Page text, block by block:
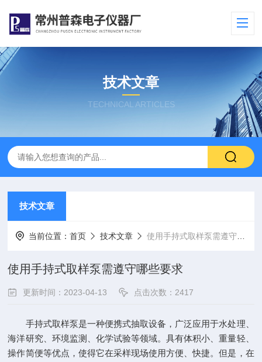
技术文章
TECHNICAL ARTICLES
技术文章
当前位置：首页 技术文章 使用手持式取样泵需遵守哪些要求
使用手持式取样泵需遵守哪些要求
更新时间：2023-04-13 点击次数：2417
手持式取样泵是一种便携式抽取设备，广泛应用于水处理、
海洋研究、环境监测、化学试验等领域。具有体积小、重量轻、
操作简便等优点，使得它在采样现场使用方便、快捷。但是，在